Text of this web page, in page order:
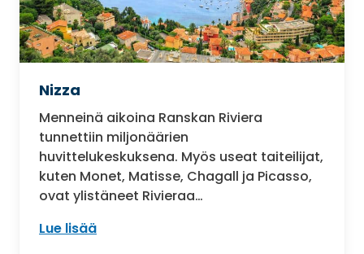
Nizza
Menneinä aikoina Ranskan Riviera
tunnettiin miljonäärien
huvittelukeskuksena. Myös useat taiteilijat,
kuten Monet, Matisse, Chagall ja Picasso,
ovat ylistäneet Rivieraa…
Lue lisää